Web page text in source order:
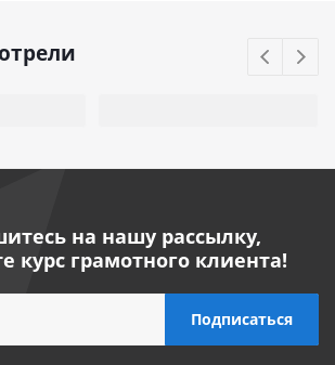
на нашу рассылку,
курс грамотного клиента!